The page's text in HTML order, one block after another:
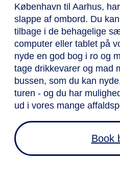
København til Aarhus,
slappe af ombord. Du
tilbage i de behagelige
computer eller tablet på
nyde en god bog i ro og
tage drikkevarer og mad
bussen, som du kan
turen - og du har
ud i vores mange
Book